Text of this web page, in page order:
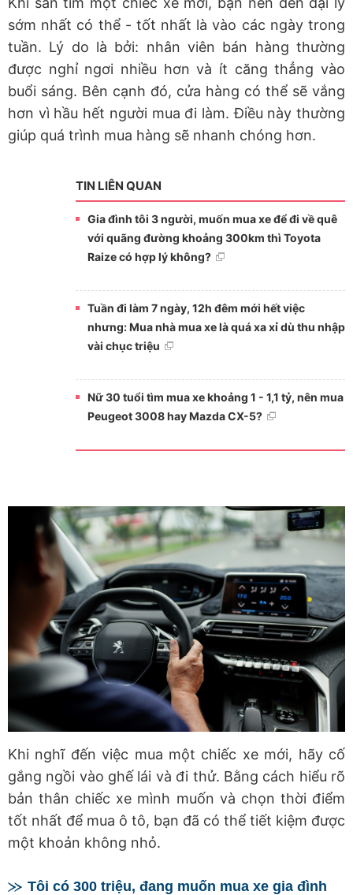
sớm nhất có thể - tốt nhất là vào các ngày trong
tuần. Lý do là bởi: nhân viên bán hàng thường
được nghỉ ngơi nhiều hơn và ít căng thẳng vào
buổi sáng. Bên cạnh đó, cửa hàng có thể sẽ vắng
hơn vì hầu hết người mua đi làm. Điều này thường
giúp quá trình mua hàng sẽ nhanh chóng hơn.
TIN LIÊN QUAN
Gia đình tôi 3 người, muốn mua xe để đi về quê
với quãng đường khoảng 300km thì Toyota
Raize có hợp lý không?
Tuần đi làm 7 ngày, 12h đêm mới hết việc
nhưng: Mua nhà mua xe là quá xa xỉ dù thu nhập
vài chục triệu
Nữ 30 tuổi tìm mua xe khoảng 1 - 1,1 tỷ, nên mua
Peugeot 3008 hay Mazda CX-5?
Khi nghĩ đến việc mua một chiếc xe mới, hãy cố
gắng ngồi vào ghế lái và đi thử. Bằng cách hiểu rõ
bản thân chiếc xe mình muốn và chọn thời điểm
tốt nhất để mua ô tô, bạn đã có thể tiết kiệm được
một khoản không nhỏ.
Tôi có 300 triệu, đang muốn mua xe gia đình